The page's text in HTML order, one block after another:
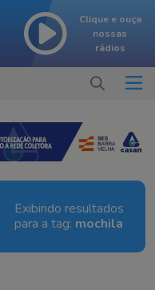
Clique e ouça
nossas
rádios
Exibindo resultados
para a tag: mochila